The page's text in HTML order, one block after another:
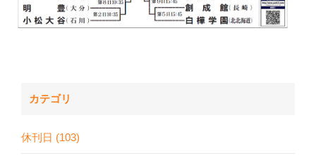
カテゴリ
休刊日 (103)